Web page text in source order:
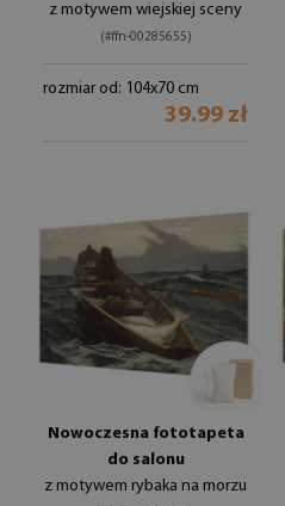
z motywem wiejskiej sceny
(#ffn-00285655)
rozmiar od: 104x70 cm
39.99 zł
Nowoczesna fototapeta
do salonu
z motywem rybaka na morzu